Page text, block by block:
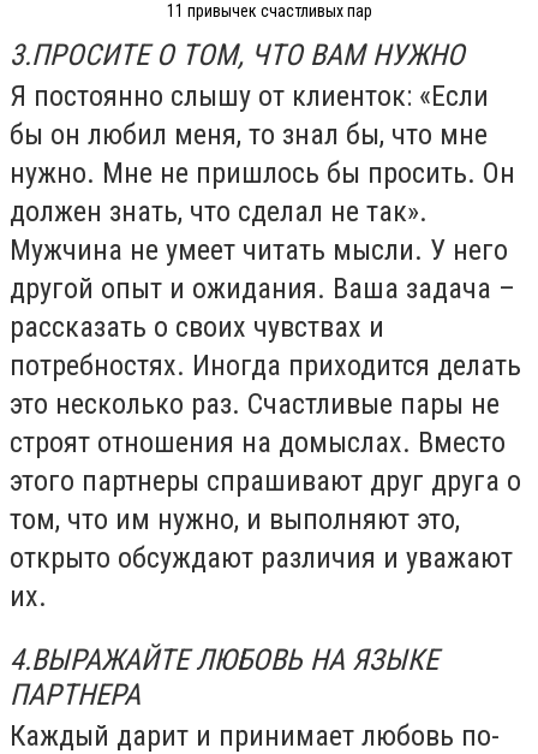
11 привычек счастливых пар
3.ПРОСИТЕ О ТОМ, ЧТО ВАМ НУЖНО
Я постоянно слышу от клиенток: «Если
бы он любил меня, то знал бы, что мне
нужно. Мне не пришлось бы просить. Он
должен знать, что сделал не так».
Мужчина не умеет читать мысли. У него
другой опыт и ожидания. Ваша задача –
рассказать о своих чувствах и
потребностях. Иногда приходится делать
это несколько раз. Счастливые пары не
строят отношения на домыслах. Вместо
этого партнеры спрашивают друг друга о
том, что им нужно, и выполняют это,
открыто обсуждают различия и уважают
их.
4.ВЫРАЖАЙТЕ ЛЮБОВЬ НА ЯЗЫКЕ
ПАРТНЕРА
Каждый дарит и принимает любовь по-